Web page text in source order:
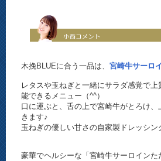
木挽BLUEに合う一品は、宮崎牛サーロ
レタスや玉ねぎと一緒にサラダ感覚で
能できるメニュー（^^）
口に運ぶと、舌の上で宮崎牛がとろけ
きます♪
玉ねぎの優しい甘さの自家製ドレッシン
豪華でヘルシーな「宮崎牛サーロインた